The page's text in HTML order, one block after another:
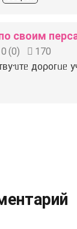
своим
0 (0)
170
д᧐ρ᧐ᴦᥙᥱ